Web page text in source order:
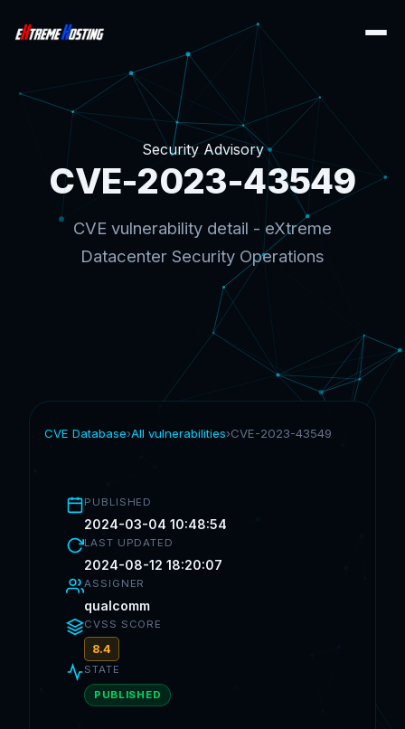
Security Advisory
CVE-2023-43549
CVE vulnerability detail - eXtreme
Datacenter Security Operations
CVE Database›All vulnerabilities›CVE-2023-43549
PUBLISHED
2024-03-04 10:48:54
LAST UPDATED
2024-08-12 18:20:07
ASSIGNER
qualcomm
CVSS SCORE
8.4
STATE
PUBLISHED